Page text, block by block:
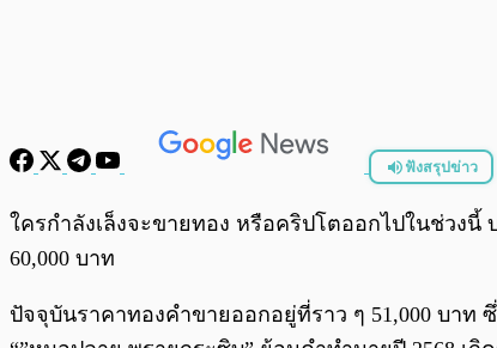
ฟังสรุปข่าว
พร้อมเล่น
ใครกำลังเล็งจะขายทอง หรือคริปโตออกไปในช่วง
60,000 บาท
ปัจจุบันราคาทองคำขายออกอยู่ที่ราว ๆ 51,000 บาท